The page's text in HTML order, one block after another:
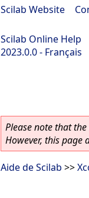
Scilab Website
Scilab Online Help
2023.0.0 - Français
Please note that
However, this page
Aide de Scilab >>